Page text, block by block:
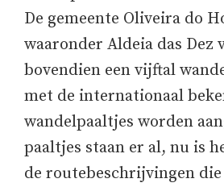
De gemeente Oliveira do
waaronder Aldeia das Dez
bovendien een vijftal
met de internationaal
wandelpaaltjes worden
paaltjes staan er al, nu is
de routebeschrijvingen